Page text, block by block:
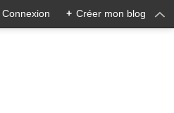
Connexion + Créer mon blog